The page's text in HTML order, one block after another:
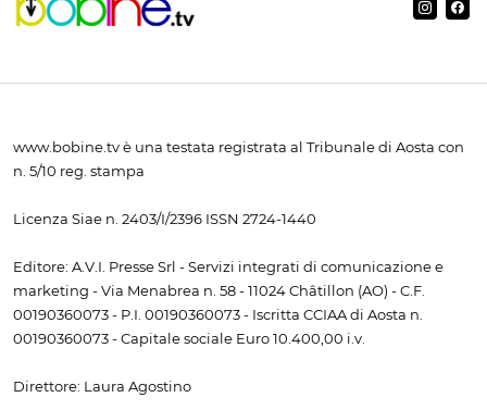
www.bobine.tv è una testata registrata al Tribunale di Aosta con
n. 5/10 reg. stampa
Licenza Siae n. 2403/I/2396 ISSN 2724-1440
Editore: A.V.I. Presse Srl - Servizi integrati di comunicazione e
marketing - Via Menabrea n. 58 - 11024 Châtillon (AO) - C.F.
00190360073 - P.I. 00190360073 - Iscritta CCIAA di Aosta n.
00190360073 - Capitale sociale Euro 10.400,00 i.v.
Direttore: Laura Agostino